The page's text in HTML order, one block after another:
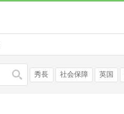
検索 秀長 社会保障 英国